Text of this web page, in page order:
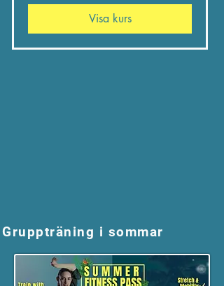
Visa kurs
Gruppträning i sommar